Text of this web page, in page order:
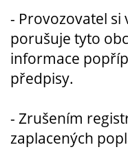
- Provozovatel
porušuje tyto
informace
předpisy.
- Zrušením
zaplacených